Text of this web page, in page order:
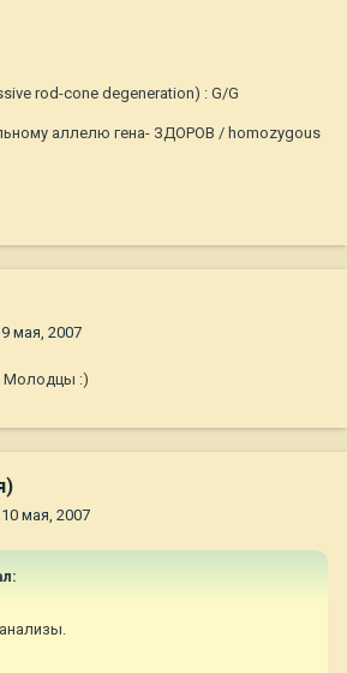
rod-cone degeneration) : G/G
аллелю гена- ЗДОРОВ / homozygous
9 мая, 2007
Молодцы :)
10 мая, 2007